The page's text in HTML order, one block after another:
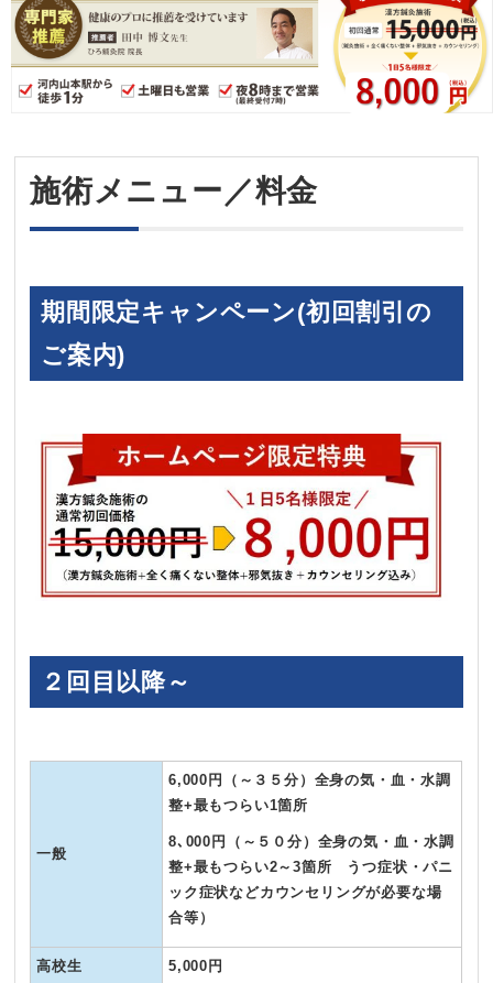
施術メニュー／料金
期間限定キャンペーン(初回割引の
ご案内)
２回目以降～
一般
6,000円（～３５分）全身の気・血・水調
整+最もつらい1箇所
8､000円（～５０分）全身の気・血・水調
整+最もつらい2～3箇所 うつ症状・パニ
ック症状などカウンセリングが必要な場
合等）
高校生 5,000円